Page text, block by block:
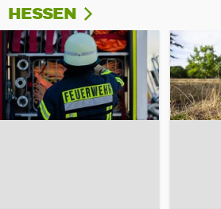
HESSEN